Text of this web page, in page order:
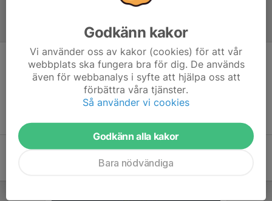
Inget referat skrivet
Godkänn kakor
Vi använder oss av kakor (cookies) för att vår
webbplats ska fungera bra för dig. De används
även för webbanalys i syfte att hjälpa oss att
förbättra våra tjänster.
Så använder vi cookies
Godkänn alla kakor
Bara nödvändiga